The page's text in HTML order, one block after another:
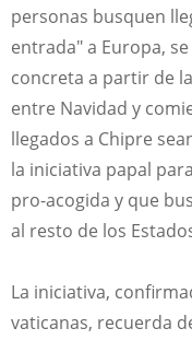
personas busquen
entrada" a Europa,
concreta a partir de
entre Navidad y
llegados a Chipre
la iniciativa papal
pro-acogida y que
al resto de los
La iniciativa,
vaticanas, recuerda